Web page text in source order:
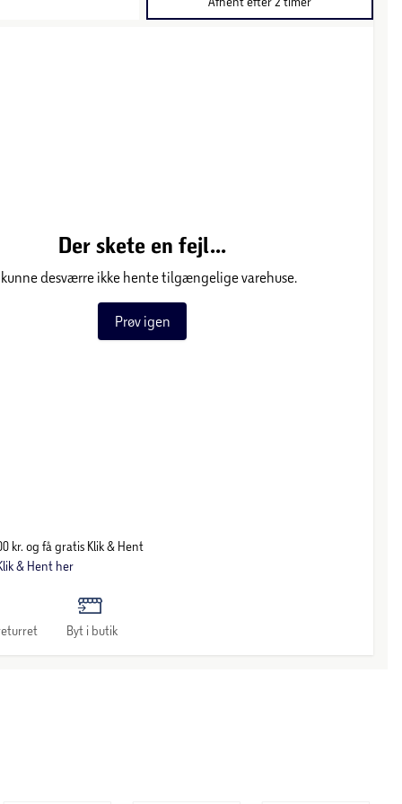
Der skete en fejl...
kunne desværre ikke hente tilgængelige varehuse.
Prøv igen
kr. og få gratis Klik & Hent
& Hent her
Byt i butik